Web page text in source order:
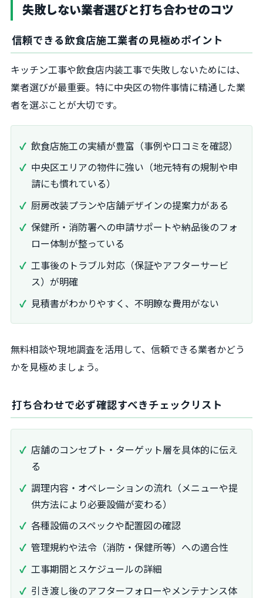
失敗しない業者選びと打ち合わせのコツ
信頼できる飲食店施工業者の見極めポイント
キッチン工事や飲食店内装工事で失敗しないためには、
業者選びが最重要。特に中央区の物件事情に精通した業
者を選ぶことが大切です。
飲食店施工の実績が豊富（事例や口コミを確認）
中央区エリアの物件に強い（地元特有の規制や申
請にも慣れている）
厨房改装プランや店舗デザインの提案力がある
保健所・消防署への申請サポートや納品後のフォ
ロー体制が整っている
工事後のトラブル対応（保証やアフターサービ
ス）が明確
見積書がわかりやすく、不明瞭な費用がない
無料相談や現地調査を活用して、信頼できる業者かどう
かを見極めましょう。
打ち合わせで必ず確認すべきチェックリスト
店舗のコンセプト・ターゲット層を具体的に伝え
る
調理内容・オペレーションの流れ（メニューや提
供方法により必要設備が変わる）
各種設備のスペックや配置図の確認
管理規約や法令（消防・保健所等）への適合性
工事期間とスケジュールの詳細
引き渡し後のアフターフォローやメンテナンス体